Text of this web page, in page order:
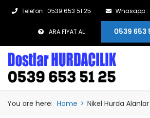
Telefon : 0539 653 51 25 Whasapp :
ARA FİYAT AL 0539 653
You are here: Home > Nikel Hurda Alanlar